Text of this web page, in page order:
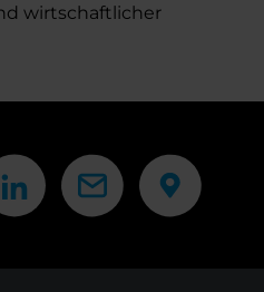
wirtschaftlicher